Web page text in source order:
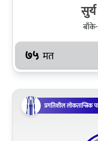
७५ मत
प्रगतिशील लोकतान्त्रिक